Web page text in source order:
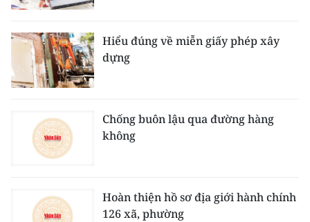
Hiểu đúng về miễn giấy phép xây
dựng
Chống buôn lậu qua đường hàng
không
Hoàn thiện hồ sơ địa giới hành chính
126 xã, phường